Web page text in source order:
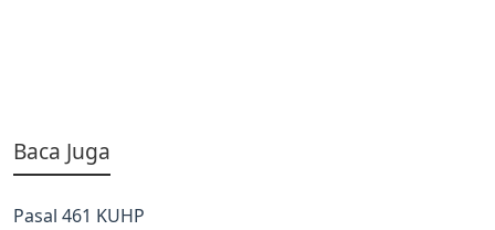
Baca Juga
Pasal 461 KUHP